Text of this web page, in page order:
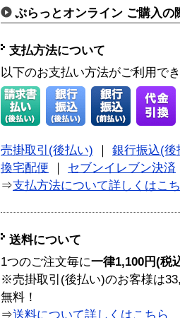
ぷらっとオンライン ご購入の
支払方法について
以下のお支払い方法がご利用で
売掛取引(後払い)
銀行振込(後
換宅配便
セブンイレブン決済
⇒支払方法について詳しくはこ
送料について
1つのご注文毎に一律1,100円(税
※売掛取引(後払い)のお客様は
無料！
⇒送料について詳しくはこちら